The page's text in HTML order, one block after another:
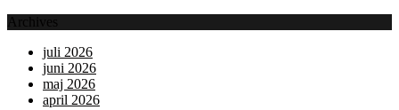
Archives
juli 2026
juni 2026
maj 2026
april 2026